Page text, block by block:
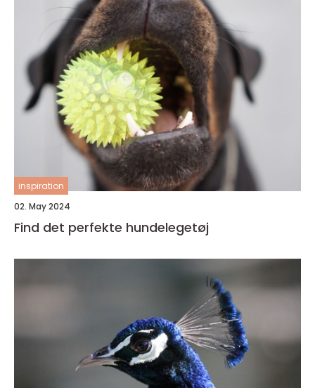
inspiration
02. May 2024
Find det perfekte hundelegetøj